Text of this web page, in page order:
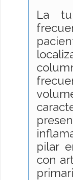
La
pilar
con